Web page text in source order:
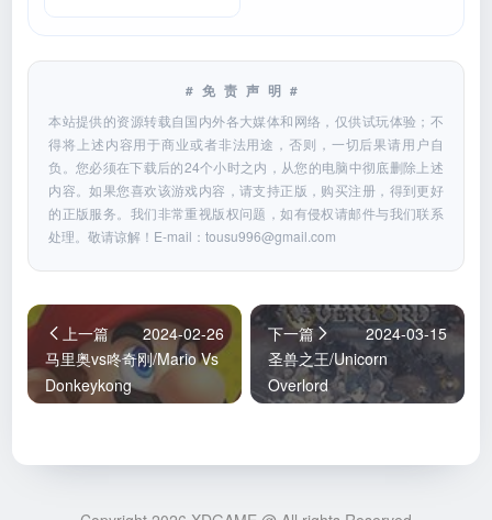
#免责声明#
本站提供的资源转载自国内外各大媒体和网络，仅供试玩体验；不
得将上述内容用于商业或者非法用途，否则，一切后果请用户自
负。您必须在下载后的24个小时之内，从您的电脑中彻底删除上述
内容。如果您喜欢该游戏内容，请支持正版，购买注册，得到更好
的正版服务。我们非常重视版权问题，如有侵权请邮件与我们联系
处理。敬请谅解！E-mail：tousu996@gmail.com
上一篇
2024-02-26
马里奥vs咚奇刚/Mario Vs
Donkeykong
下一篇
2024-03-15
圣兽之王/Unicorn
Overlord